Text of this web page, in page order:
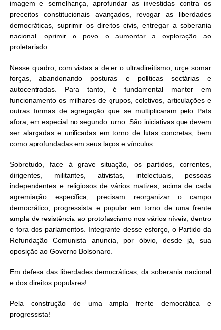
imagem e semelhança, aprofundar as investidas contra os
preceitos constitucionais avançados, revogar as liberdades
democráticas, suprimir os direitos civis, entregar a soberania
nacional, oprimir o povo e aumentar a exploração ao
proletariado.
Nesse quadro, com vistas a deter o ultradireitismo, urge somar
forças, abandonando posturas e políticas sectárias e
autocentradas. Para tanto, é fundamental manter em
funcionamento os milhares de grupos, coletivos, articulações e
outras formas de agregação que se multiplicaram pelo País
afora, em especial no segundo turno. São iniciativas que devem
ser alargadas e unificadas em torno de lutas concretas, bem
como aprofundadas em seus laços e vínculos.
Sobretudo, face à grave situação, os partidos, correntes,
dirigentes, militantes, ativistas, intelectuais, pessoas
independentes e religiosos de vários matizes, acima de cada
agremiação específica, precisam reorganizar o campo
democrático, progressista e popular em torno de uma frente
ampla de resistência ao protofascismo nos vários níveis, dentro
e fora dos parlamentos. Integrante desse esforço, o Partido da
Refundação Comunista anuncia, por óbvio, desde já, sua
oposição ao Governo Bolsonaro.
Em defesa das liberdades democráticas, da soberania nacional
e dos direitos populares!
Pela construção de uma ampla frente democrática e
progressista!